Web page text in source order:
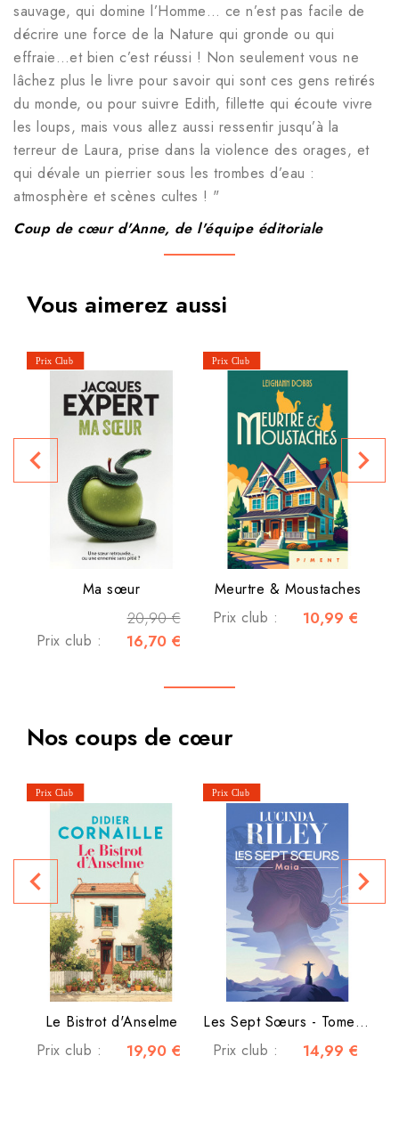
sauvage, qui domine l’Homme… ce n’est pas facile de
décrire une force de la Nature qui gronde ou qui
effraie…et bien c’est réussi ! Non seulement vous ne
lâchez plus le livre pour savoir qui sont ces gens retirés
du monde, ou pour suivre Edith, fillette qui écoute vivre
les loups, mais vous allez aussi ressentir jusqu’à la
terreur de Laura, prise dans la violence des orages, et
qui dévale un pierrier sous les trombes d’eau :
atmosphère et scènes cultes ! "
Coup de cœur d'Anne, de l'équipe éditoriale
Vous aimerez aussi
Ma sœur
20,90 €
Prix club : 16,70 €
Meurtre & Moustaches
Prix club :
10,99 €
navigate_before navigate_next
Nos coups de cœur
Le Bistrot d'Anselme
Prix club :
19,90 €
Les Sept Sœurs - Tome 1 - Maia
Prix club :
14,99 €
navigate_before navigate_next